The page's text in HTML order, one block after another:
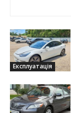
Експлуатація